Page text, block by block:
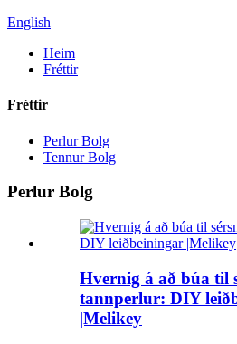
English
Heim
Fréttir
Fréttir
Perlur Bolg
Tennur Bolg
Perlur Bolg
Hvernig á að búa til
tannperlur: DIY
|Melikey